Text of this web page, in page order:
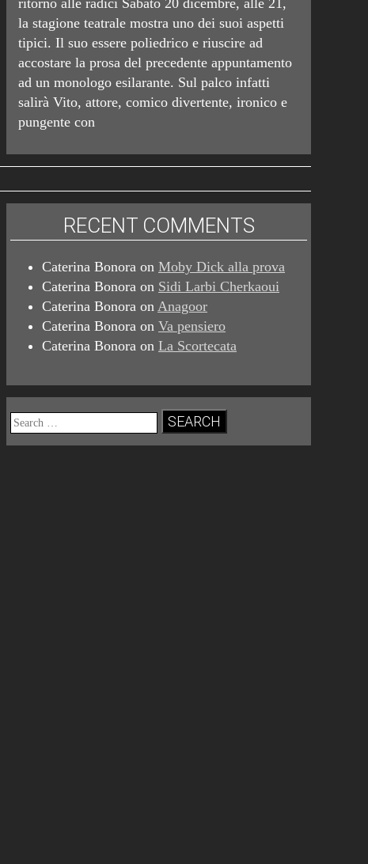
la stagione teatrale mostra uno dei suoi aspetti
tipici. Il suo essere poliedrico e riuscire ad
accostare la prosa del precedente appuntamento
ad un monologo esilarante. Sul palco infatti
salirà Vito, attore, comico divertente, ironico e
pungente con
RECENT COMMENTS
Caterina Bonora onMoby Dick alla prova
Caterina Bonora on Sidi Larbi Cherkaoui
Caterina Bonora onAnagoor
Caterina Bonora onVa pensiero
Caterina Bonora onLa Scortecata
Search
for: